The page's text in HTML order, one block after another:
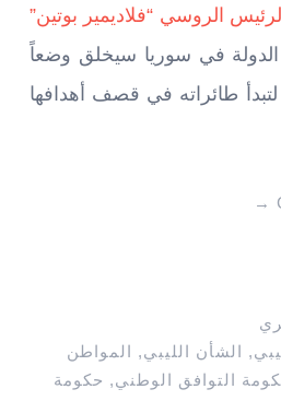
الروسي “فلاديمير بوتين”
في سوريا سيخلق وضعاً
لتبدأ طائراته في قصف أهدافها
→
, الشأن الليبي, المواطن
التوافق الوطني, حكومة